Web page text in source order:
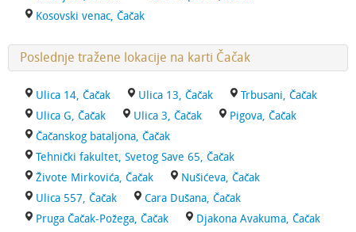
Kosovski venac, Čačak
Poslednje tražene lokacije na karti Čačak
Ulica 14, Čačak Ulica 13, Čačak
Trbusani, Čačak
Ulica G, Čačak
Ulica 3, Čačak
Pigova, Čačak
Čačanskog bataljona, Čačak
Tehnički fakultet, Svetog Save 65, Čačak
Živote Mirkovića, Čačak
Nušićeva, Čačak
Ulica 557, Čačak
Cara Dušana, Čačak
Pruga Čačak-Požega, Čačak
Djakona Avakuma, Čačak